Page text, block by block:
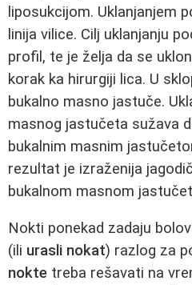
liposukcijom. Uklanjanjem
linija vilice. Cilj uklanjanju
profil, te je želja da se
korak ka hirurgiji lica. U
bukalno masno jastuče.
masnog jastučeta sužava
bukalnim masnim
rezultat je izraženija
bukalnom masnom
Nokti ponekad zadaju
(ili urasli nokat) razlog za
nokte treba rešavati na